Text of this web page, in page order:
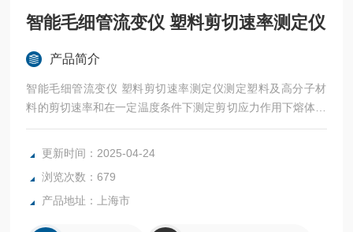
智能毛细管流变仪 塑料剪切速率测定仪
产品简介
智能毛细管流变仪 塑料剪切速率测定仪测定塑料及高分子材
料的剪切速率和在一定温度条件下测定剪切应力作用下熔体的
流动性，包括热塑性塑料的表观粘度和热固性材料的表观粘
更新时间：2025-04-24
浏览次数：679
产品地址：上海市